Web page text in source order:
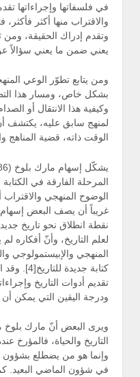
في فلسفاتها وإجراءاتها
والاقتراب منها أكثر فأكثر،
وتقدم إدراك الحقيقة، ومن
يعني ضمن ما يعني سؤالاً عن
ومن يتابع تطوّر الوعي
بشكل خاص، ومسار هذا
وكيفية هذا الانتقال أو
لمنهج سابق عليه، يكتشف
الوقت ذاته، قضية المناهج
المرحلة الفارقة في
الوضوح المنهجي
غريباً أن يصف البعض إسهام
نقطة انطلاق نحو تاريخ
لعلم التاريخ، وأنّ أفكاره
المنهجي والإبيستمولوجي
كتابة
تقديم أدوات التاريخ
ودرجة اليقين التي يمكن أن
ويرى البعض أنّ مارك بلوخ
التاريخ والحياة، فالمؤرخ
وإنما هو من يضطلع بشؤون
في شؤون الماضي البعيد.